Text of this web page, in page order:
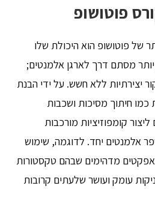
פוטושופ
של פוטושופ הוא היכולת שלו
מסתם דרך לארגן אלמנטים;
יצירתיות ללא חשש. על ידי הבנת
חיתוך מסיכות ושכבות
קומפוזיציות מורכבות
אלמנטים יחד. לדוגמה, שימוש
אפקטים מדהימים שבהם טקסטורות
עומק ועושר שלעתים קרובות